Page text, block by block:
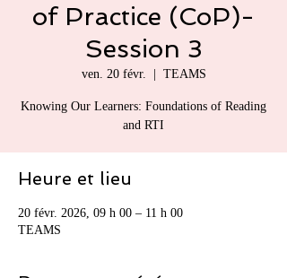
of Practice (CoP)-
Session 3
ven. 20 févr. TEAMS
Knowing Our Learners: Foundations of Reading
and RTI
Heure et lieu
20 févr. 2026, 09 h 00 – 11 h 00
TEAMS